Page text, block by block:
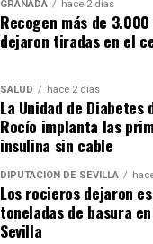
GRANADA hace 2 días
Recogen más de
dejaron tiradas en el
SALUD hace 2 días
La Unidad de Diabetes
Rocío implanta las
insulina sin cable
DIPUTACIÓN DE SEVILLA
Los rocieros dejaron
toneladas de basura
Sevilla